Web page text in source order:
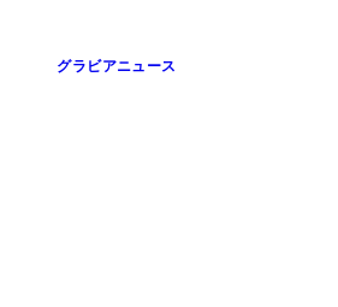
グラビアニュース